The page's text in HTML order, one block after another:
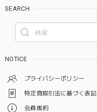
SEARCH
NOTICE
プライバシーポリシー
特定商取引法に基づく表記
会員規約